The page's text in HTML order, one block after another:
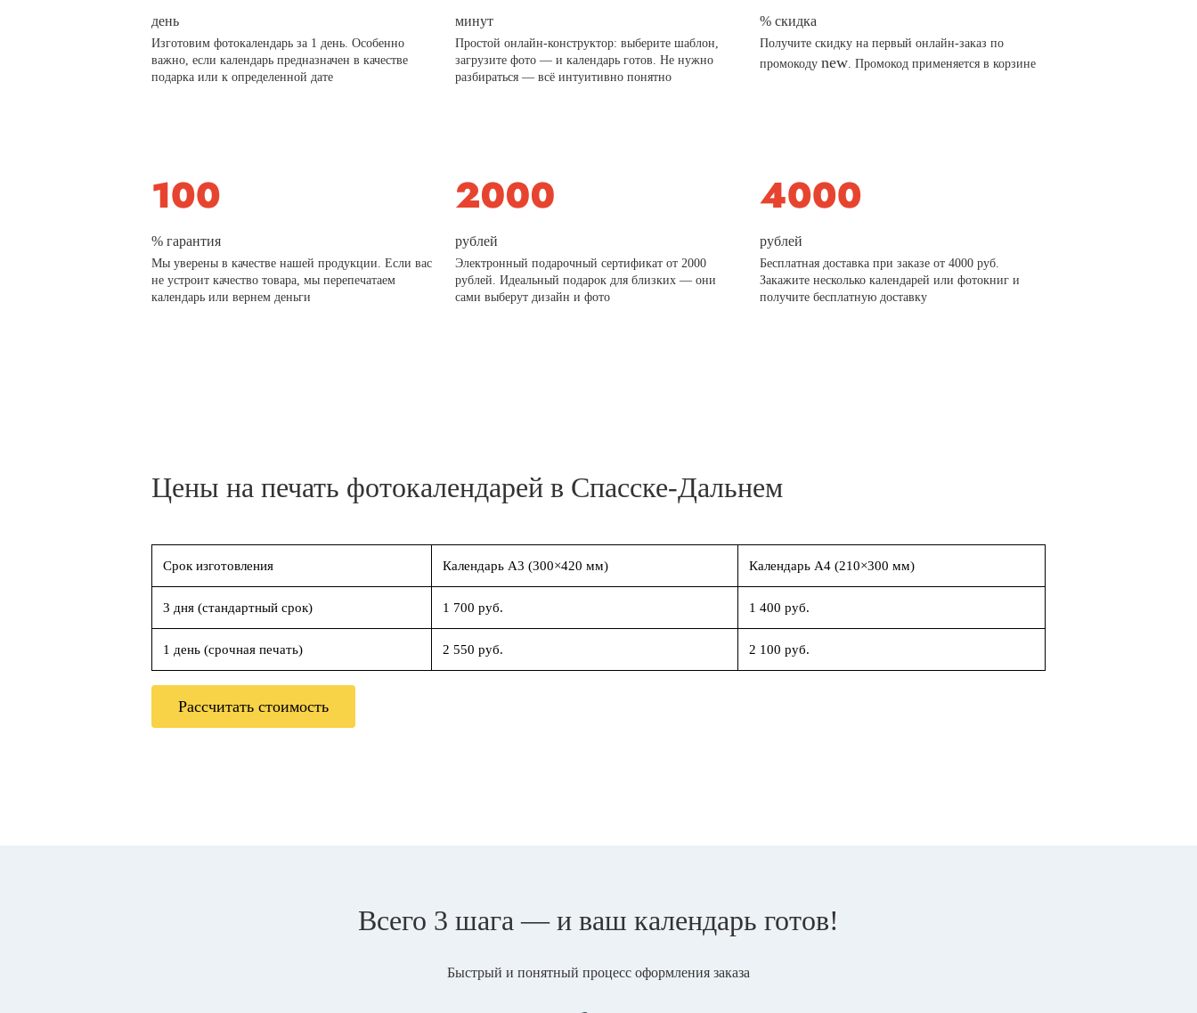
день
Изготовим фотокалендарь за 1 день. Особенно
важно, если календарь предназначен в качестве
подарка или к определенной дате
минут
Простой онлайн-конструктор: выберите шаблон,
загрузите фото — и календарь готов. Не нужно
разбираться — всё интуитивно понятно
% скидка
Получите скидку на первый онлайн-заказ по
промокоду new. Промокод применяется в корзине
% гарантия
Мы уверены в качестве нашей продукции. Если вас
не устроит качество товара, мы перепечатаем
календарь или вернем деньги
рублей
Электронный подарочный сертификат от 2000
рублей. Идеальный подарок для близких — они
сами выберут дизайн и фото
рублей
Бесплатная доставка при заказе от 4000 руб.
Закажите несколько календарей или фотокниг и
получите бесплатную доставку
Цены на печать фотокалендарей в Спасске-Дальнем
Срок изготовления Календарь А3 (300×420 мм) Календарь А4 (210×300 мм)
3 дня (стандартный срок) 1 700 руб. 1 400 руб.
1 день (срочная печать) 2 550 руб. 2 100 руб.
Рассчитать стоимость
Всего 3 шага — и ваш календарь готов!
Быстрый и понятный процесс оформления заказа